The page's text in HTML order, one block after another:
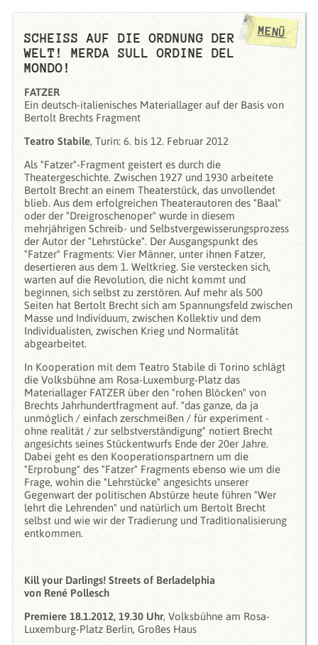
SCHEISS AUF DIE ORDNUNG DER
WELT! MERDA SULL ORDINE DEL
MONDO!
FATZER
Ein deutsch-italienisches Materiallager auf der Basis von
Bertolt Brechts Fragment
Teatro Stabile, Turin: 6. bis 12. Februar 2012
Als "Fatzer"-Fragment geistert es durch die
Theatergeschichte. Zwischen 1927 und 1930 arbeitete
Bertolt Brecht an einem Theaterstück, das unvollendet
blieb. Aus dem erfolgreichen Theaterautoren des "Baal"
oder der "Dreigroschenoper" wurde in diesem
mehrjährigen Schreib- und Selbstvergewisserungsprozess
der Autor der "Lehrstücke". Der Ausgangspunkt des
"Fatzer" Fragments: Vier Männer, unter ihnen Fatzer,
desertieren aus dem 1. Weltkrieg. Sie verstecken sich,
warten auf die Revolution, die nicht kommt und
beginnen, sich selbst zu zerstören. Auf mehr als 500
Seiten hat Bertolt Brecht sich am Spannungsfeld zwischen
Masse und Individuum, zwischen Kollektiv und dem
Individualisten, zwischen Krieg und Normalität
abgearbeitet.
In Kooperation mit dem Teatro Stabile di Torino schlägt
die Volksbühne am Rosa-Luxemburg-Platz das
Materiallager FATZER über den "rohen Blöcken" von
Brechts Jahrhundertfragment auf. "das ganze, da ja
unmöglich / einfach zerschmeißen / für experiment -
ohne realität / zur selbstverständigung" no­tiert Brecht
angesichts seines Stückentwurfs Ende der 20er Jahre.
Dabei geht es den Kooperationspartnern um die
"Erprobung" des "Fatzer" Fragments ebenso wie um die
Frage, wohin die "Lehrstücke" angesichts unserer
Gegenwart der politischen Abstürze heute führen "Wer
lehrt die Lehrenden" und natürlich um Bertolt Brecht
selbst und wie wir der Tradierung und Traditionalisierung
entkommen.
Kill your Darlings! Streets of Berladelphia
von René Pollesch
Premiere 18.1.2012, 19.30 Uhr, Volksbühne am Rosa-
Luxemburg-Platz Berlin, Großes Haus
MENÜ